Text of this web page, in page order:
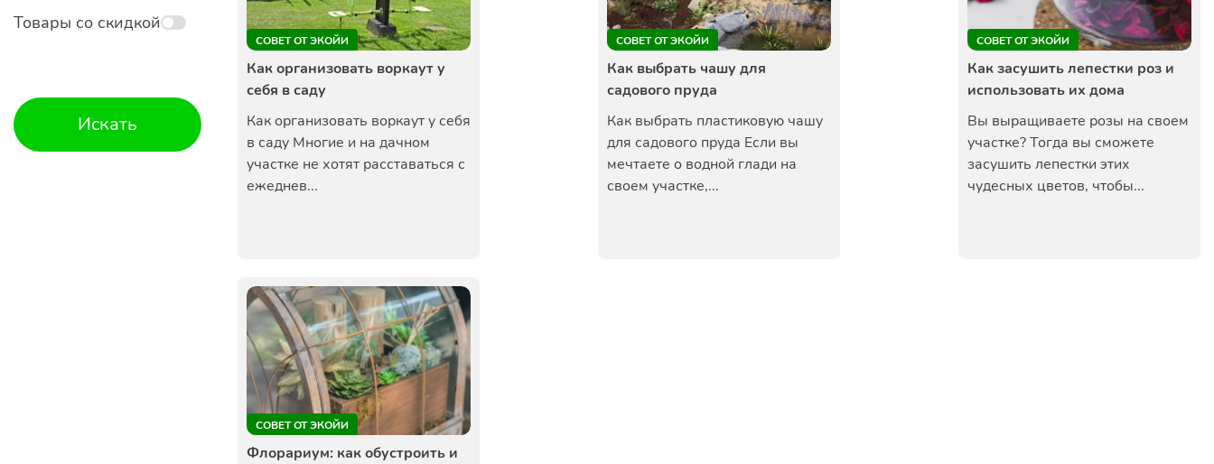
Товары со скидкой
Искать
СОВЕТ ОТ ЭКОЙИ
Как организовать воркаут у
себя в саду
Как организовать воркаут у себя
в саду Многие и на дачном
участке не хотят расставаться с
ежеднев...
СОВЕТ ОТ ЭКОЙИ
Как выбрать чашу для
садового пруда
Как выбрать пластиковую чашу
для садового пруда Если вы
мечтаете о водной глади на
своем участке,...
СОВЕТ ОТ ЭКОЙИ
Как засушить лепестки роз и
использовать их дома
Вы выращиваете розы на своем
участке? Тогда вы сможете
засушить лепестки этих
чудесных цветов, чтобы...
СОВЕТ ОТ ЭКОЙИ
Флорариум: как обустроить и